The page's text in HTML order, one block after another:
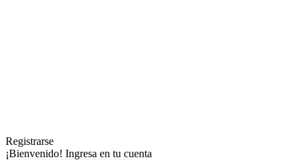
Registrarse
¡Bienvenido! Ingresa en tu cuenta